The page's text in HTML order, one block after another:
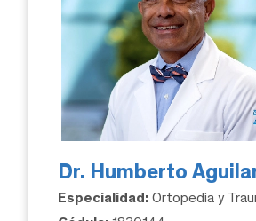
Dr. Humberto
Especialidad: Ortopedia y